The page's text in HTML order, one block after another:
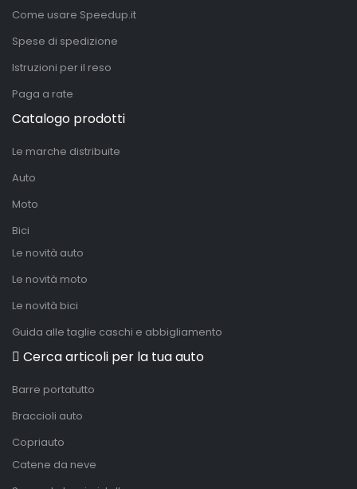
Come usare Speedup.it
Spese di spedizione
Istruzioni per il reso
Paga a rate
Catalogo prodotti
Le marche distribuite
Auto
Moto
Bici
Le novità auto
Le novità moto
Le novità bici
Guida alle taglie caschi e abbigliamento
Cerca articoli per la tua auto
Barre portatutto
Braccioli auto
Copriauto
Catene da neve